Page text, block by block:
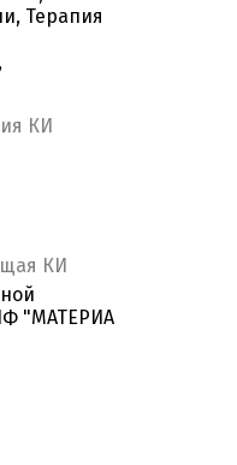
Терапия
КИ
КИ
"МАТЕРИА